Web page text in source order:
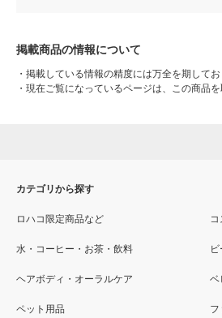
掲載商品の情報について
・ 掲載している情報の精度には万全を期して
・ 現在ご覧になっているページは、この商品
カテゴリから探す
ロハコ限定商品など コ
水・コーヒー・お茶・飲料
ヘアボディ・オーラルケア ベ
ペット用品 フ